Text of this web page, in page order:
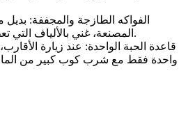
الفواكه الطازجة والمجففة: بديل
المصنعة، غني بالألياف التي تعطيك شعوراً بالشبع.
قاعدة الحبة الواحدة: عند زيارة
واحدة فقط مع شرب كوب كبير من الماء